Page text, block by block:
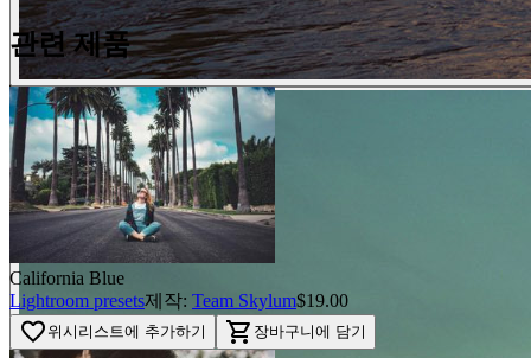
관련 제품
California Blue
Lightroom presets제작: Team Skylum$19.00
favorite_border 위시리스트에 추가하기 shopping_cart 장바구니에 담기